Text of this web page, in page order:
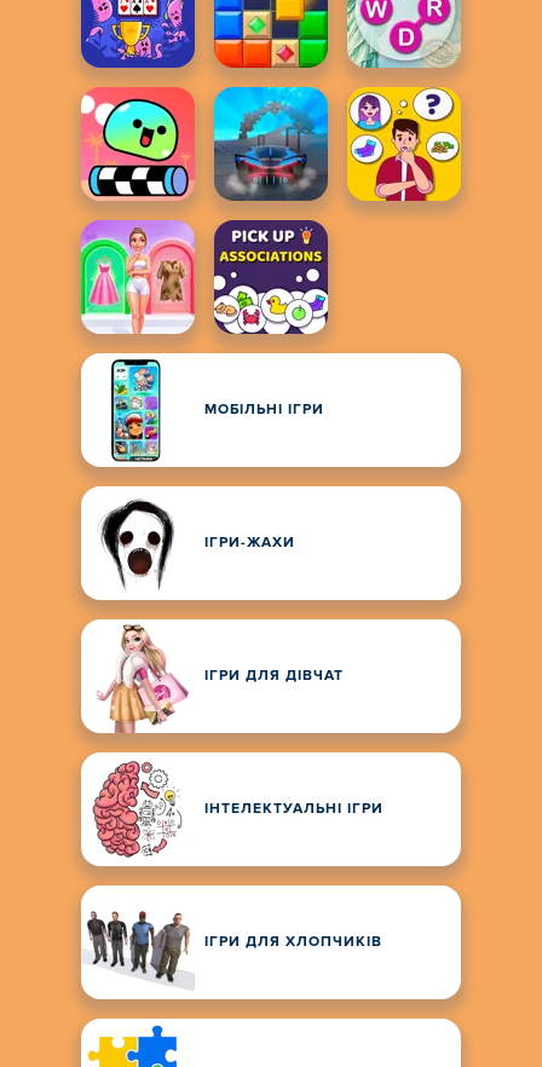
МОБІЛЬНІ ІГРИ
ІГРИ-ЖАХИ
ІГРИ ДЛЯ ДІВЧАТ
ІНТЕЛЕКТУАЛЬНІ ІГРИ
ІГРИ ДЛЯ ХЛОПЧИКІВ